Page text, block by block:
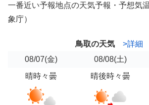
一番近い予報地点の天気予報・予想気
象庁）
鳥取の天気
>詳細
08/07(金) 08/08(土)
晴時々曇
晴後時々曇